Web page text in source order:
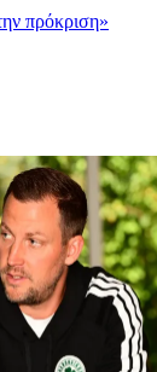
πρόκριση»